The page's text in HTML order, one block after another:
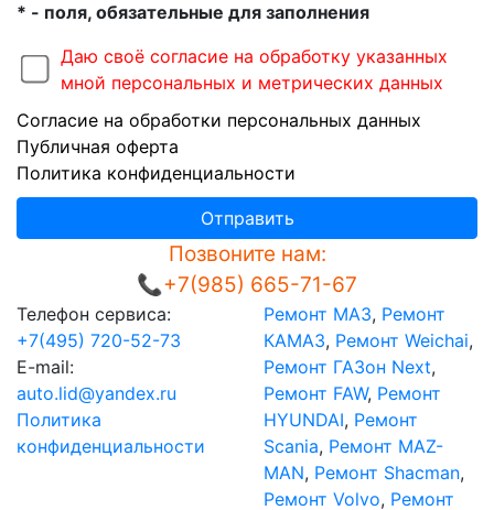
* - поля, обязательные для заполнения
Даю своё согласие на обработку указанных
мной персональных и метрических данных
Согласие на обработки персональных данных
Публичная оферта
Политика конфиденциальности
Отправить
Позвоните нам:
📞+7(985) 665-71-67
Телефон сервиса:
+7(495) 720-52-73
E-mail:
auto.lid@yandex.ru
Политика
конфиденциальности
Ремонт МАЗ, Ремонт
КАМАЗ, Ремонт Weichai,
Ремонт ГАЗон Next,
Ремонт FAW, Ремонт
HYUNDAI, Ремонт
Scania, Ремонт MAZ-
MAN, Ремонт Shacman,
Ремонт Volvo, Ремонт